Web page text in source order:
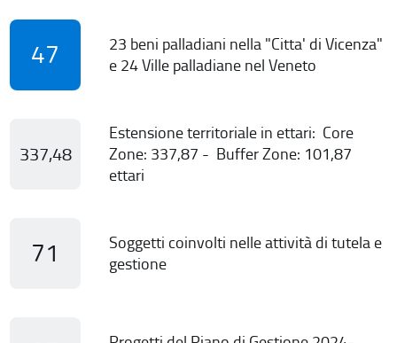
47
23 beni palladiani nella "Citta' di Vicenza"
e 24 Ville palladiane nel Veneto
337,48
Estensione territoriale in ettari: Core
Zone: 337,87 - Buffer Zone: 101,87
ettari
71
Soggetti coinvolti nelle attività di tutela e
gestione